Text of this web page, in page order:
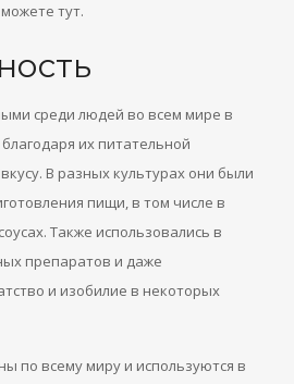
тут.
среди людей во всем мире в
их питательной
В разных культурах они были
пищи, в том числе в
Также использовались в
препаратов и даже
и изобилие в некоторых
по всему миру и используются в